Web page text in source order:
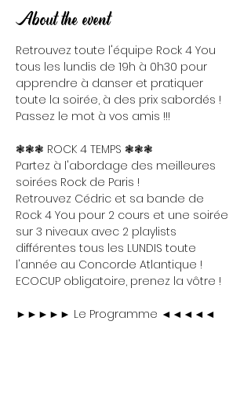
About the event
Retrouvez toute l'équipe Rock 4 You
tous les lundis de 19h à 0h30 pour
apprendre à danser et pratiquer
toute la soirée, à des prix sabordés !
Passez le mot à vos amis !!!
❃❃❃ ROCK 4 TEMPS ❃❃❃
Partez à l'abordage des meilleures
soirées Rock de Paris !
Retrouvez Cédric et sa bande de
Rock 4 You pour 2 cours et une soirée
sur 3 niveaux avec 2 playlists
différentes tous les LUNDIS toute
l'année au Concorde Atlantique !
ECOCUP obligatoire, prenez la vôtre !
►►►►► Le Programme ◄◄◄◄◄